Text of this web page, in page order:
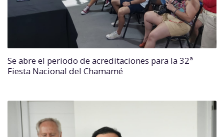
Se abre el periodo de acreditaciones para la 32ª
Fiesta Nacional del Chamamé